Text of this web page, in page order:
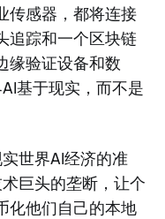
传感器，都将连接
追踪和一个区块链
缘验证设备和数
基于现实，而不是
世界AI经济的准
巨头的垄断，让个
化他们自己的本地